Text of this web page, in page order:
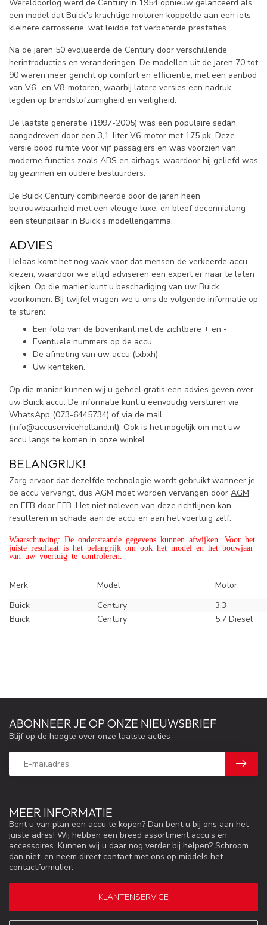
Wereldoorlog werd de Century in 1954 opnieuw gelanceerd als
een model dat Buick's krachtige motoren koppelde aan een iets
kleinere carrosserie, wat leidde tot verbeterde prestaties.
Na de jaren 50 evolueerde de Century door verschillende
herintroducties en veranderingen. De modellen uit de jaren 70 tot
90 waren meer gericht op comfort en efficiëntie, met een aanbod
van V6- en V8-motoren, waarbij latere versies een nadruk
legden op brandstofzuinigheid en veiligheid.
De laatste generatie (1997-2005) was een populaire sedan,
aangedreven door een 3,1-liter V6-motor met 175 pk. Deze
versie bood ruimte voor vijf passagiers en was voorzien van
moderne functies zoals ABS en airbags, waardoor hij geliefd was
bij gezinnen en oudere bestuurders.
De Buick Century combineerde door de jaren heen
betrouwbaarheid met een vleugje luxe, en bleef decennialang
een steunpilaar in Buick’s modellengamma.
ADVIES
Helaas komt het nog vaak voor dat mensen de verkeerde accu
kiezen, waardoor we altijd adviseren een expert er naar te laten
kijken. Op die manier kunt u beschadiging van uw Buick
voorkomen. Bij twijfel vragen we u ons de volgende informatie op
te sturen:
Een foto van de bovenkant met de zichtbare + en -
Eventuele nummers op de accu
De afmeting van uw accu (lxbxh)
Uw kenteken.
Op die manier kunnen wij u geheel gratis een advies geven over
uw Buick accu. De informatie kunt u eenvoudig versturen via
WhatsApp (073-6445734) of via de mail
(info@accuserviceholland.nl). Ook is het mogelijk om met uw
accu langs te komen in onze winkel.
BELANGRIJK!
Zorg ervoor dat dezelfde technologie wordt gebruikt wanneer je
de accu vervangt, dus AGM moet worden vervangen door AGM
en EFB door EFB. Het niet naleven van deze richtlijnen kan
resulteren in schade aan de accu en aan het voertuig zelf.
Waarschuwing: De onderstaande gegevens kunnen afwijken. Voor het
juiste resultaat is het belangrijk om ook het model en het bouwjaar
van uw voertuig te controleren.
Merk Model
Motor
Buick
Century
3.3
Buick
Century 5.7 Diesel
MEER INFORMATIE
Bent u van plan een accu te kopen? Dan bent u bij ons aan het
juiste adres! Wij hebben een breed assortiment accu's en
accessoires. Kunnen wij u daar nog verder bij helpen? Schroom
dan niet, en neem direct contact met ons op middels het
contactformulier.
KLANTENSERVICE
ABONNEER JE OP ONZE NIEUWSBRIEF
Blijf op de hoogte over onze laatste acties